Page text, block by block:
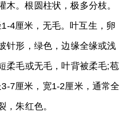
木。根圆柱状，极多分枝。
4厘米，无毛。叶互生，卵
针形，绿色，边缘全缘或浅
柔毛或无毛，叶背被柔毛;苞
7厘米，宽1-2厘米，通常全
，朱红色。